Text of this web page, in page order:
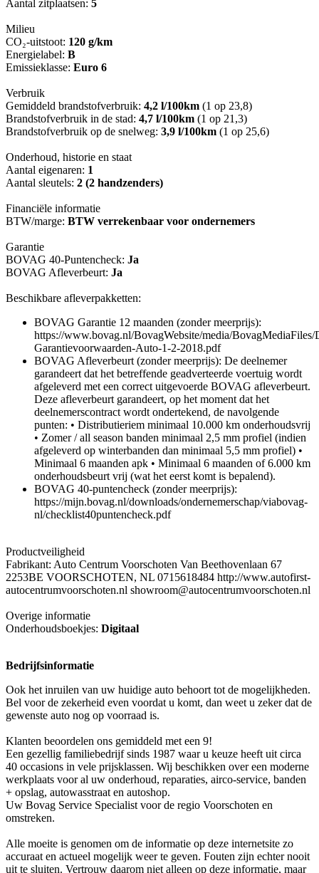
Aantal zitplaatsen: 5
Milieu
CO₂-uitstoot: 120 g/km
Energielabel: B
Emissieklasse: Euro 6
Verbruik
Gemiddeld brandstofverbruik: 4,2 l/100km (1 op 23,8)
Brandstofverbruik in de stad: 4,7 l/100km (1 op 21,3)
Brandstofverbruik op de snelweg: 3,9 l/100km (1 op 25,6)
Onderhoud, historie en staat
Aantal eigenaren: 1
Aantal sleutels: 2 (2 handzenders)
Financiële informatie
BTW/marge: BTW verrekenbaar voor ondernemers
Garantie
BOVAG 40-Puntencheck: Ja
BOVAG Afleverbeurt: Ja
Beschikbare afleverpakketten:
BOVAG Garantie 12 maanden (zonder meerprijs):
https://www.bovag.nl/BovagWebsite/media/
Garantievoorwaarden-Auto-1-2-2018.pdf
BOVAG Afleverbeurt (zonder meerprijs): De deelnemer
garandeert dat het betreffende geadverteerde voertuig wordt
afgeleverd met een correct uitgevoerde BOVAG afleverbeurt.
Deze afleverbeurt garandeert, op het moment dat het
deelnemerscontract wordt ondertekend, de navolgende
punten: • Distributieriem minimaal 10.000 km onderhoudsvrij
• Zomer / all season banden minimaal 2,5 mm profiel (indien
afgeleverd op winterbanden dan minimaal 5,5 mm profiel) •
Minimaal 6 maanden apk • Minimaal 6 maanden of 6.000 km
onderhoudsbeurt vrij (wat het eerst komt is bepalend).
BOVAG 40-puntencheck (zonder meerprijs):
https://mijn.bovag.nl/downloads/ondernemerschap/viabovag-
nl/checklist40puntencheck.pdf
Productveiligheid
Fabrikant: Auto Centrum Voorschoten Van Beethovenlaan 67
2253BE VOORSCHOTEN, NL 0715618484 http://www.autofirst-
autocentrumvoorschoten.nl showroom@autocentrumvoorschoten.nl
Overige informatie
Onderhoudsboekjes: Digitaal
Bedrijfsinformatie
Ook het inruilen van uw huidige auto behoort tot de mogelijkheden.
Bel voor de zekerheid even voordat u komt, dan weet u zeker dat de
gewenste auto nog op voorraad is.
Klanten beoordelen ons gemiddeld met een 9!
Een gezellig familiebedrijf sinds 1987 waar u keuze heeft uit circa
40 occasions in vele prijsklassen. Wij beschikken over een moderne
werkplaats voor al uw onderhoud, reparaties, airco-service, banden
+ opslag, autowasstraat en autoshop.
Uw Bovag Service Specialist voor de regio Voorschoten en
omstreken.
Alle moeite is genomen om de informatie op deze internetsite zo
accuraat en actueel mogelijk weer te geven. Fouten zijn echter nooit
uit te sluiten. Vertrouw daarom niet alleen op deze informatie, maar